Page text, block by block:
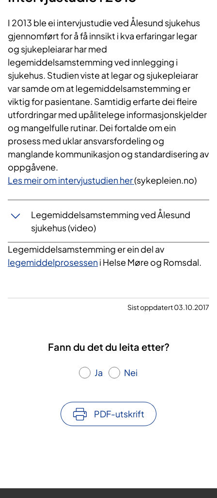
I 2013 ble ei intervjustudie ved Ålesund sjukehus
gjennomført for å få innsikt i kva erfaringar legar
og sjukepleiarar har med
legemiddelsamstemming ved innlegging i
sjukehus. Studien viste at legar og sjukepleiarar
var samde om at legemiddelsamstemming er
viktig for pasientane. Samtidig erfarte dei fleire
utfordringar med upålitelege informasjonskjelder
og mangelfulle rutinar. Dei fortalde om ein
prosess med uklar ansvarsfordeling og
manglande kommunikasjon og standardisering av
oppgåvene.
Les meir om intervjustudien her(sykepleien.no)
Legemiddelsamstemming ved Ålesund
sjukehus (video)
Legemiddelsamstemming er ein del av
legemiddelprosesseni Helse Møre og Romsdal.
Sist oppdatert 03.10.2017
Fann du det du leita etter?
Ja Nei
PDF-utskrift